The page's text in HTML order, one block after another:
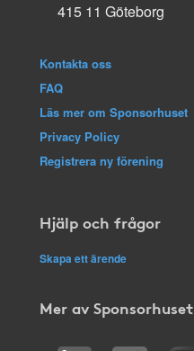
415 11 Göteborg
Kontakta oss
FAQ
Läs mer om Sponsorhuset
Privacy Policy
Registrera ny förening
Hjälp och frågor
Skapa ett ärende
Mer av Sponsorhuset